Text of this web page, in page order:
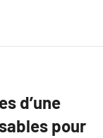
d’une
pour